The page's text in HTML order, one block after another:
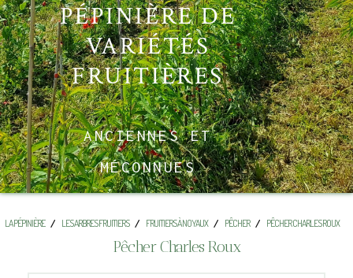
PÉPINIÈRE DE
VARIÉTÉS
FRUITIÈRES
ANCIENNES ET
MÉCONNUES
LA PÉPINIÈRE LES ARBRES FRUITIERS FRUITIERS À NOYAUX PÊCHER PÊCHER CHARLES ROUX
Pêcher Charles Roux